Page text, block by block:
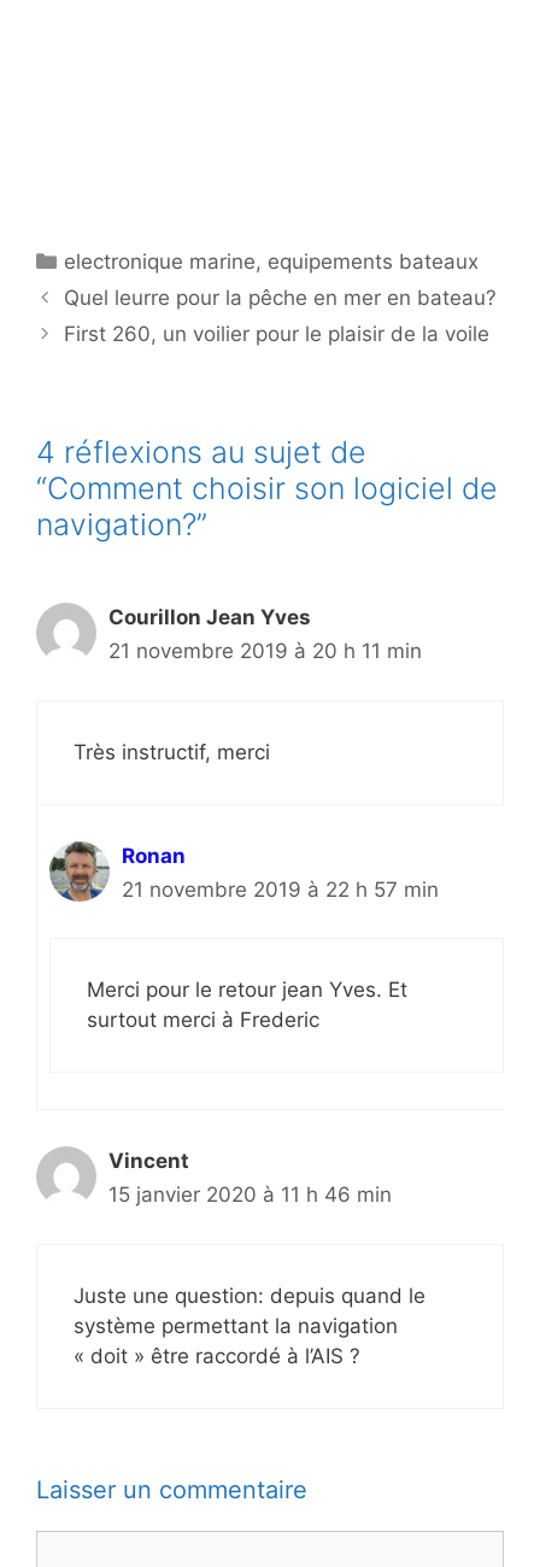
Catégories
electronique marine, equipements bateaux
Quel leurre pour la pêche en mer en bateau?
First 260, un voilier pour le plaisir de la voile
4 réflexions au sujet de
“Comment choisir son logiciel de
navigation?”
Courillon Jean Yves
21 novembre 2019 à 20 h 11 min
Très instructif, merci
Ronan
21 novembre 2019 à 22 h 57 min
Merci pour le retour jean Yves. Et
surtout merci à Frederic
Vincent
15 janvier 2020 à 11 h 46 min
Juste une question: depuis quand le
système permettant la navigation
« doit » être raccordé à l’AIS ?
Laisser un commentaire